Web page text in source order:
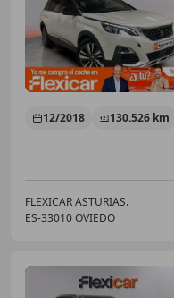
12/2018 130.526 km
FLEXICAR ASTURIAS.
ES-33010 OVIEDO